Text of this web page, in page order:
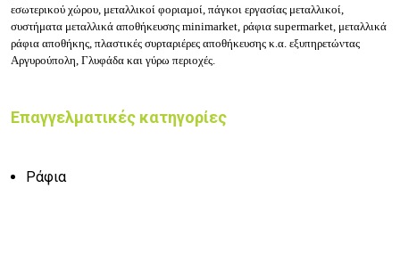
εσωτερικού χώρου, μεταλλικοί φοριαμοί, πάγκοι εργασίας μεταλλικοί,
συστήματα μεταλλικά αποθήκευσης minimarket, ράφια supermarket, μεταλλικά
ράφια αποθήκης, πλαστικές συρταριέρες αποθήκευσης κ.α. εξυπηρετώντας
Αργυρούπολη, Γλυφάδα και γύρω περιοχές.
Επαγγελματικές κατηγορίες
Ράφια